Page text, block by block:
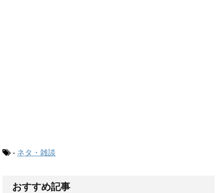
- ネタ・雑談
おすすめ記事